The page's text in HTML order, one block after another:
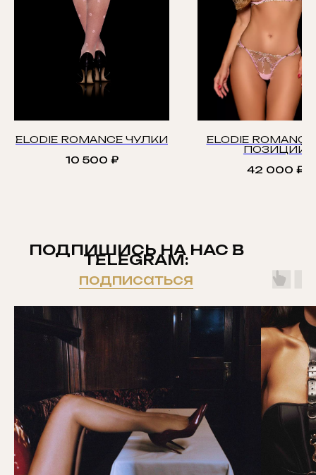
ELODIE ROMANCE ЧУЛКИ
10 500 ₽
ELODIE
ПОЗИЦИЙ
42 000 ₽
ПОДПИШИСЬ НА НАС В
TELEGRAM:
подписаться